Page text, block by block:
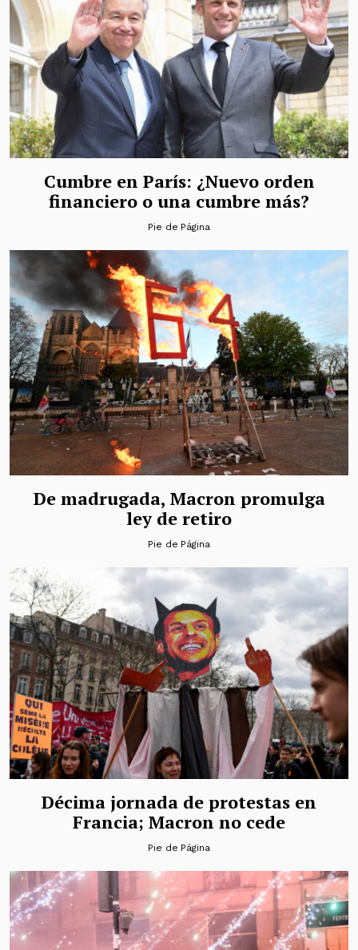
Cumbre en París: ¿Nuevo orden
financiero o una cumbre más?
Pie de Página
De madrugada, Macron promulga
ley de retiro
Pie de Página
Décima jornada de protestas en
Francia; Macron no cede
Pie de Página